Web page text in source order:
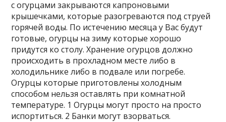
с огурцами закрываются капроновыми
крышечками, которые разогреваются под струей
горячей воды. По истечению месяца у Вас будут
готовые, огурцы на зиму которые хорошо
придутся ко столу. Хранение огурцов должно
происходить в прохладном месте либо в
холодильнике либо в подвале или погребе.
Огурцы которые приготовлены холодным
способом нельзя оставлять при комнатной
температуре. 1 Огурцы могут просто на просто
испортиться. 2 Банки могут взорваться.